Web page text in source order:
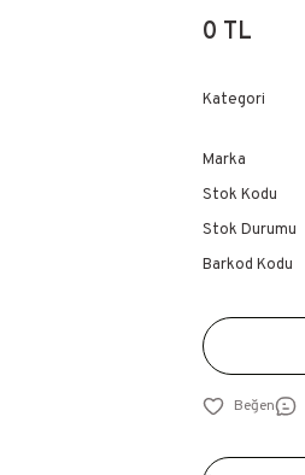
0 TL
Kategori
Marka
Stok Kodu
Stok Durumu
Barkod Kodu